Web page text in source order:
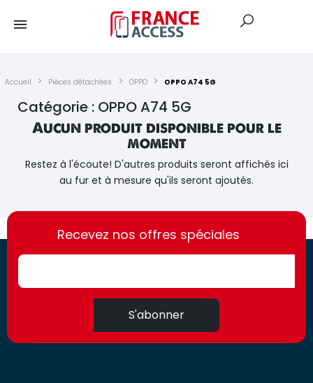
Accueil Pièces détachées OPPO OPPO A74 5G
Catégorie : OPPO A74 5G
Aucun produit disponible pour le
moment
Restez à l'écoute! D'autres produits seront affichés ici
au fur et à mesure qu'ils seront ajoutés.
https://france-
access.fr
https://france-
access.fr
Recevez nos offres spéciales
S'abonner